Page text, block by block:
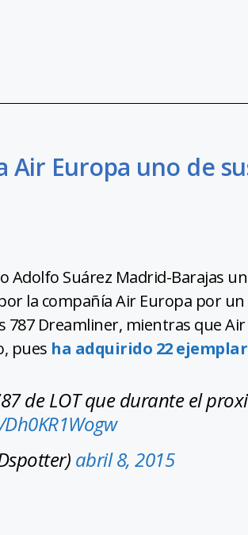
Air Europa uno de
Suárez Madrid-Barajas
la compañía Air Europa por
787 Dreamliner, mientras que
pues ha adquirido 22
de LOT que durante el
abril 8, 2015